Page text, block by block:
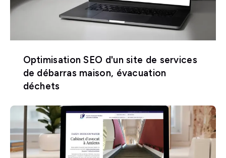
Optimisation SEO d'un site de services
de débarras maison, évacuation
déchets